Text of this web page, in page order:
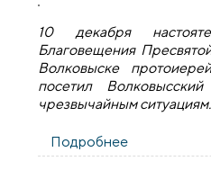
10 декабря
Благовещения
Волковыске
посетил
чрезвычайным ситуациям.
Подробнее
посетил